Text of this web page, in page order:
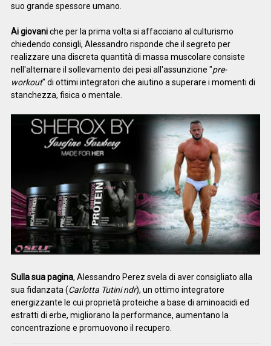
suo grande spessore umano.
Ai giovaniche per la prima volta si affacciano al culturismo
chiedendo consigli, Alessandro risponde che il segreto per
realizzare una discreta quantità di massa muscolare consiste
nell'alternare il sollevamento dei pesi all'assunzione "pre-
workout" di ottimi integratori che aiutino a superare i momenti di
stanchezza, fisica o mentale.
Sulla sua pagina, Alessandro Perez svela di aver consigliato alla
sua fidanzata (Carlotta Tutini ndr), un ottimo integratore
energizzante le cui proprietà proteiche a base di aminoacidi ed
estratti di erbe, migliorano la performance, aumentano la
concentrazione e promuovono il recupero.